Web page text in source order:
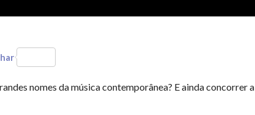
nomes da música contemporânea? E ainda concorrer a